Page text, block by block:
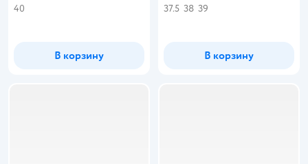
40
В корзину
37.5 38 39
В корзину